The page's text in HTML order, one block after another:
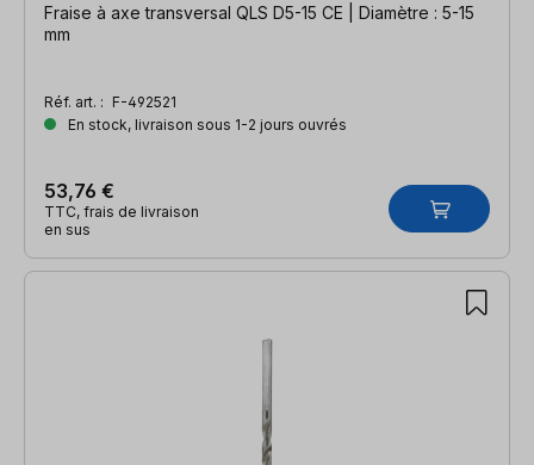
Fraise à axe transversal QLS D5-15 CE | Diamètre : 5-15
mm
Réf. art. : F-492521
En stock, livraison sous 1-2 jours ouvrés
53,76 €
TTC, frais de livraison
en sus